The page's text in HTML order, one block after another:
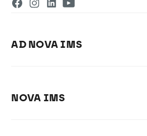
AD NOVA IMS
NOVA IMS